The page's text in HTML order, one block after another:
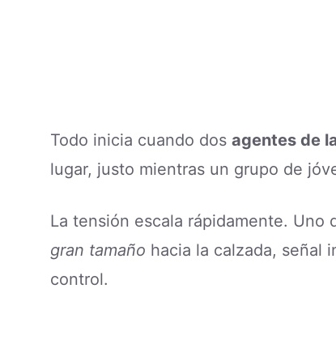
Todo inicia cuando dos agentes de
lugar, justo mientras un grupo de
La tensión escala rápidamente. Uno
gran tamaño hacia la calzada, señal
control.